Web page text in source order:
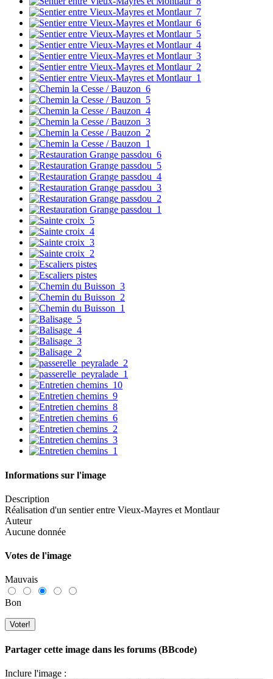
Informations sur l'image
Description
Réalisation d'un sentier entre Vieux-Mayres et Montlaur
Auteur
Aucune donnée
Votes de l'image
Mauvais
Bon
Partager cette image dans les forums (BBcode)
Inclure l'image :